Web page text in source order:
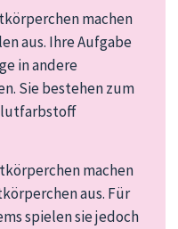
machen
aus. Ihre Aufgabe
in andere
Sie bestehen zum
machen
aus. Für
spielen sie jedoch